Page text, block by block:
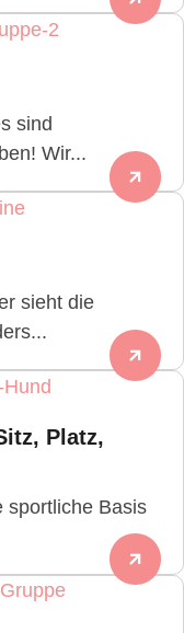
sind
Wir...
sieht die
Platz,
sportliche Basis